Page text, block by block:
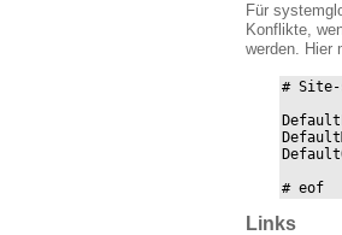
Für
Konflikte,
werden. Hier
# Site-
# eof
Links